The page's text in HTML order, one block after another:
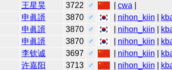
王星昊 3722 ♂ cwa
申眞諝 3870 ♂ nihon_kiin
申眞諝 3870 ♂ nihon_kiin
申眞諝 3870 ♂ nihon_kiin
李钦诚 3697 ♂ nihon_kiin
许嘉阳 3713 ♂ nihon_kiin